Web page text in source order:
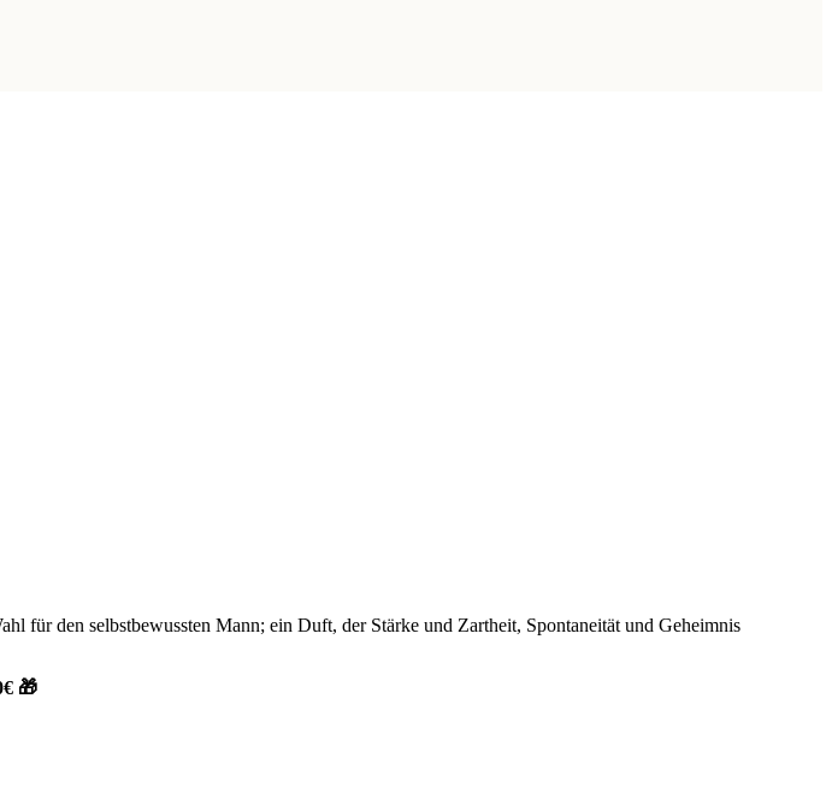
für den selbstbewussten Mann; ein Duft, der Stärke und Zartheit, Spontaneität und Geheimnis
🎁